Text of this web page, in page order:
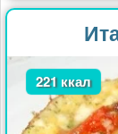
221 ккал